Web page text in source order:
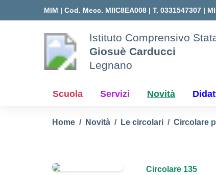
MIM | Cod. Mecc. MIIC8EA008 | T. 0331547307 |
Istituto Comprensivo
Giosuè Carducci
Legnano
Scuola Servizi Novità
Home Novità Le circolari Circolare
Circolare 135